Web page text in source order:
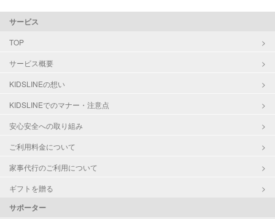
サービス
TOP
サービス概要
KIDSLINEの想い
KIDSLINEでのマナー・注意点
安心安全への取り組み
ご利用料金について
家事代行のご利用について
ギフトを贈る
サポーター